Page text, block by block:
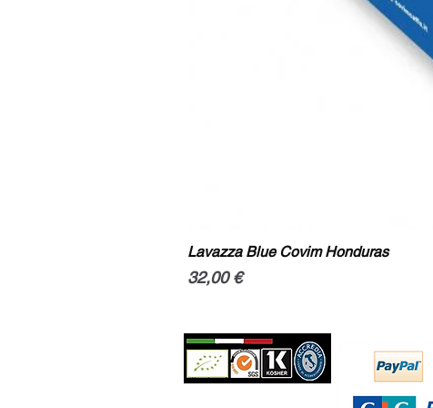
Lavazza Blue Covim Honduras
Prix
32,00 €